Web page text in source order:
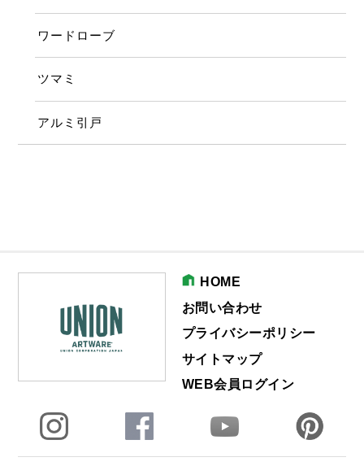
ワードローブ
ツマミ
アルミ引戸
HOME
お問い合わせ
プライバシーポリシー
サイトマップ
WEB会員ログイン